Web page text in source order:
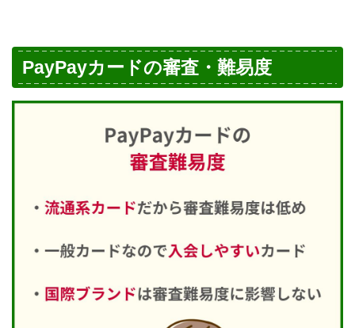
PayPayカードの審査・難易度